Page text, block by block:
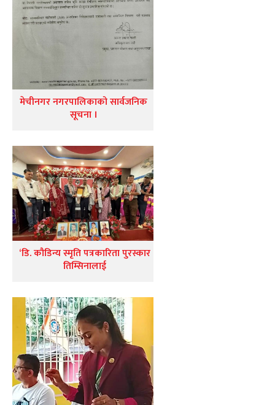
मेचीनगर नगरपालिकाको सार्वजनिक
सूचना ।
‘डि. कौडिन्य स्मृति पत्रकारिता पुरस्कार
तिम्सिनालाई